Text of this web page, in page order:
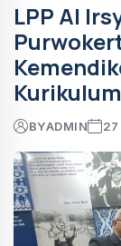
LPP Al
BYADMIN